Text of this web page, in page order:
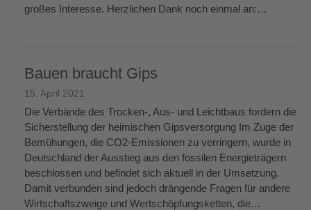
großes Interesse. Herzlichen Dank noch einmal an:…
Bauen braucht Gips
15. April 2021
Die Verbände des Trocken-, Aus- und Leichtbaus fordern die
Sicherstellung der heimischen Gipsversorgung Im Zuge der
Bemühungen, die CO2-Emissionen zu verringern, wurde in
Deutschland der Ausstieg aus den fossilen Energieträgern
beschlossen und befindet sich aktuell in der Umsetzung.
Damit verbunden sind jedoch drängende Fragen für andere
Wirtschaftszweige und Wertschöpfungsketten, die…